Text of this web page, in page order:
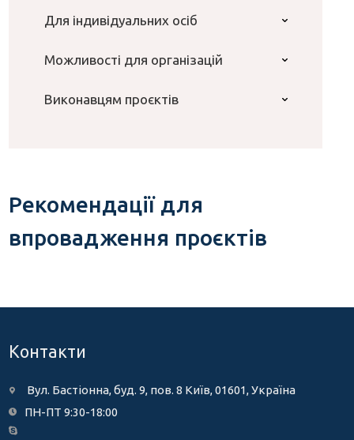
Для індивідуальних осіб
Можливості для організацій
Виконавцям проєктів
Рекомендації для
впровадження проєктів
Контакти
Вул. Бастіонна, буд. 9, пов. 8 Київ, 01601, Україна
ПН-ПТ 9:30-18:00